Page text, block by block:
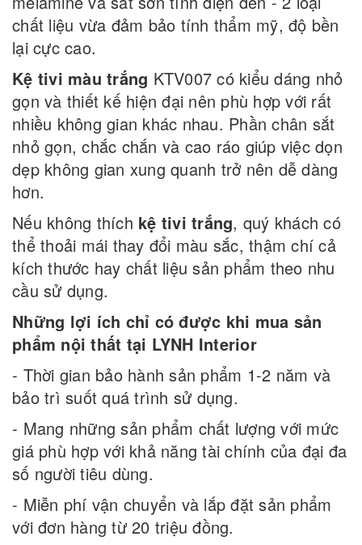
chất liệu vừa đảm bảo tính thẩm mỹ, độ bền
lại cực cao.
Kệ tivi màu trắng KTV007 có kiểu dáng nhỏ
gọn và thiết kế hiện đại nên phù hợp với rất
nhiều không gian khác nhau. Phần chân sắt
nhỏ gọn, chắc chắn và cao ráo giúp việc dọn
dẹp không gian xung quanh trở nên dễ dàng
hơn.
Nếu không thích kệ tivi trắng, quý khách có
thể thoải mái thay đổi màu sắc, thậm chí cả
kích thước hay chất liệu sản phẩm theo nhu
cầu sử dụng.
Những lợi ích chỉ có được khi mua sản
phẩm nội thất tại LYNH Interior
- Thời gian bảo hành sản phẩm 1-2 năm và
bảo trì suốt quá trình sử dụng.
- Mang những sản phẩm chất lượng với mức
giá phù hợp với khả năng tài chính của đại đa
số người tiêu dùng.
- Miễn phí vận chuyển và lắp đặt sản phẩm
với đơn hàng từ 20 triệu đồng.